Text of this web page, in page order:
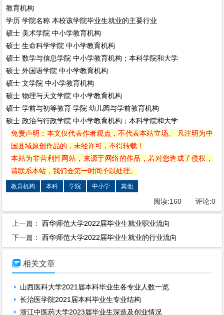
教育机构
学历 学院名称 本校该学院毕业生就业的主要行业
硕士 美术学院 中小学教育机构
硕士 生命科学学院 中小学教育机构
硕士 数学与信息学院 中小学教育机构；本科学院和大学
硕士 外国语学院 中小学教育机构
硕士 文学院 中小学教育机构
硕士 物理与天文学院 中小学教育机构
硕士 学前与初等教育 学院 幼儿园与学前教育机构
硕士 政治与行政学院 中小学教育机构；本科学院和大学
免责声明：本文仅代表作者观点，不代表本站立场。 凡注明为中
国县域原创作品的，未经许可，不得转载！
本站为非营利性网站，来源于网络的作品，若对您造成了侵权，
请联系本站，我们会第一时间予以处理。
教育机构 本科 学院 中小学 其他
阅读:160评论:0
上一篇：西华师范大学2022届毕业生就业职业流向
下一篇：西华师范大学2022届毕业生就业的行业流向
 相关文章
山西医科大学2021届本科毕业生各专业人数一览
长治医学院2021届本科毕业生专业结构
浙江中医药大学2023届毕业生深造及创业情况